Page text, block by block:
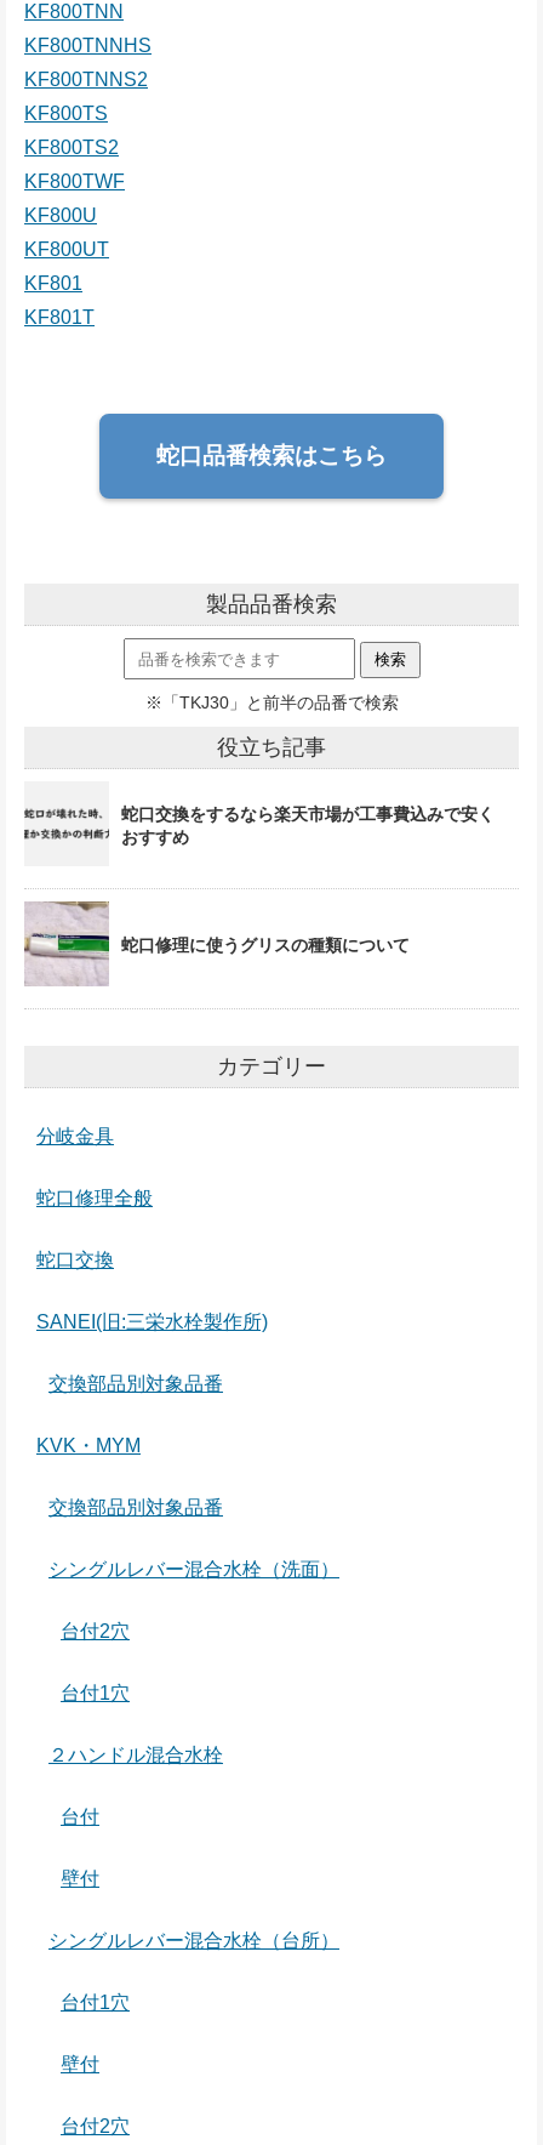
KF800TNN
KF800TNNHS
KF800TNNS2
KF800TS
KF800TS2
KF800TWF
KF800U
KF800UT
KF801
KF801T
蛇口品番検索はこちら
製品品番検索
※「TKJ30」と前半の品番で検索
役立ち記事
蛇口交換をするなら楽天市場が工事費込みで安く
おすすめ
蛇口修理に使うグリスの種類について
カテゴリー
分岐金具
蛇口修理全般
蛇口交換
SANEI(旧:三栄水栓製作所)
交換部品別対象品番
KVK・MYM
交換部品別対象品番
シングルレバー混合水栓（洗面）
台付2穴
台付1穴
２ハンドル混合水栓
台付
壁付
シングルレバー混合水栓（台所）
台付1穴
壁付
台付2穴